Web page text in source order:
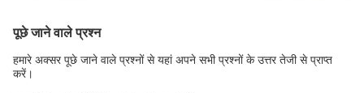
पूछे जाने वाले प्रश्न
हमारे अक्सर पूछे जाने वाले प्रश्नों से यहां अपने सभी प्रश्नों के उत्तर तेजी से प्राप्त
करें।